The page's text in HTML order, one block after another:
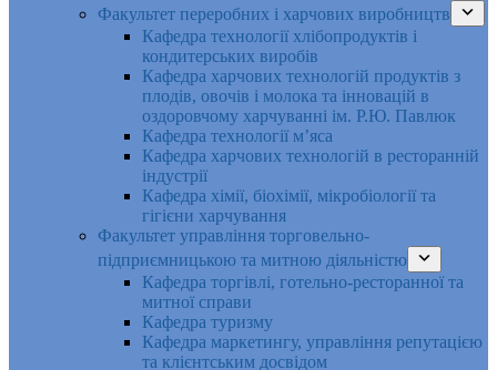
Факультет переробних і харчових виробництв
Кафедра технології хлібопродуктів і
кондитерських виробів
Кафедра харчових технологій продуктів з
плодів, овочів і молока та інновацій в
оздоровчому харчуванні ім. Р.Ю. Павлюк
Кафедра технології м’яса
Кафедра харчових технологій в ресторанній
індустрії
Кафедра хімії, біохімії, мікробіології та
гігієни харчування
Факультет управління торговельно-
підприємницькою та митною діяльністю
Кафедра торгівлі, готельно-ресторанної та
митної справи
Кафедра туризму
Кафедра маркетингу, управління репутацією
та клієнтським досвідом